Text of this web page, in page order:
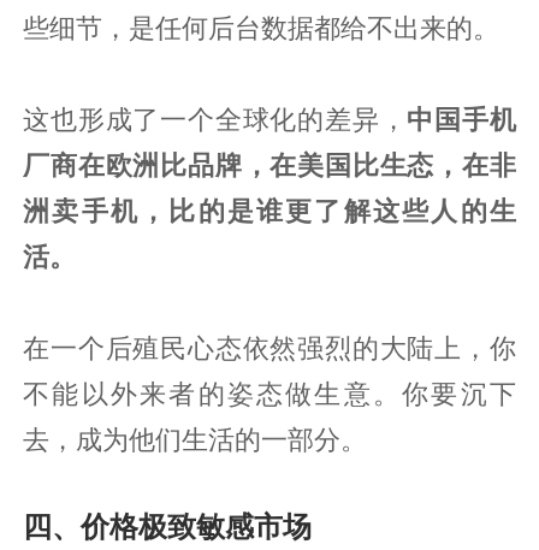
些细节，是任何后台数据都给不出来的。
这也形成了一个全球化的差异， 中国手机
厂商在欧洲比品牌，在美国比生态，在非
洲卖手机，比的是谁更了解这些人的生
活。
在一个后殖民心态依然强烈的大陆上，你
不能以外来者的姿态做生意。你要沉下
去，成为他们生活的一部分。
四、价格极致敏感市场